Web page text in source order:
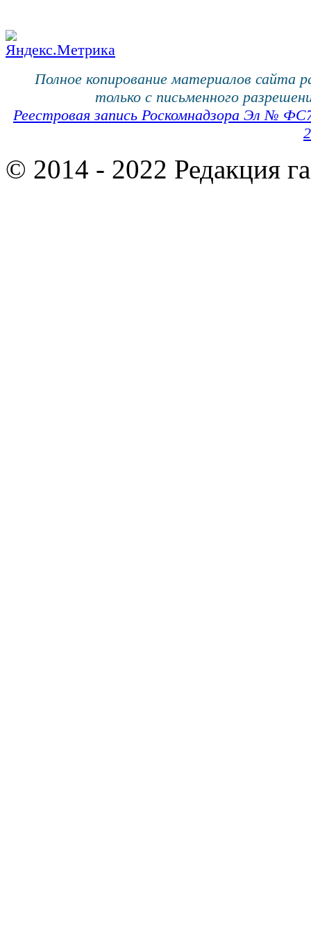
Полное копирование материалов сайта
только с письменного
Реестровая запись Роскомнадзора Эл №
© 2014 - 2022 Редакция